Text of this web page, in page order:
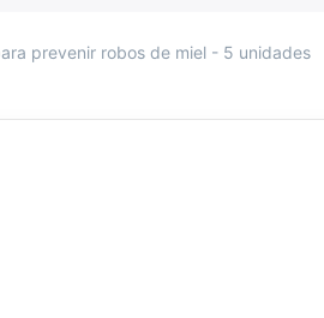
prevenir robos de miel - 5 unidades